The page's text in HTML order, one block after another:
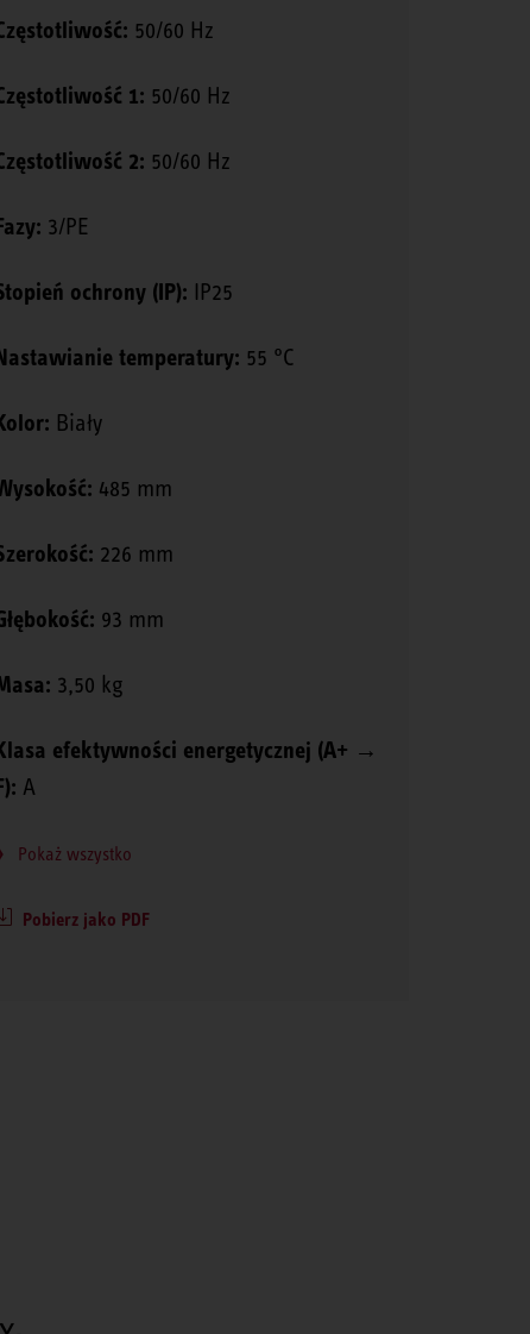
50/60 Hz
1: 50/60 Hz
2: 50/60 Hz
3/PE
ochrony (IP): IP25
temperatury: 55 °C
Biały
485 mm
226 mm
93 mm
3,50 kg
efektywności energetycznej (A+ →
A
Pokaż wszystko
Pobierz jako PDF